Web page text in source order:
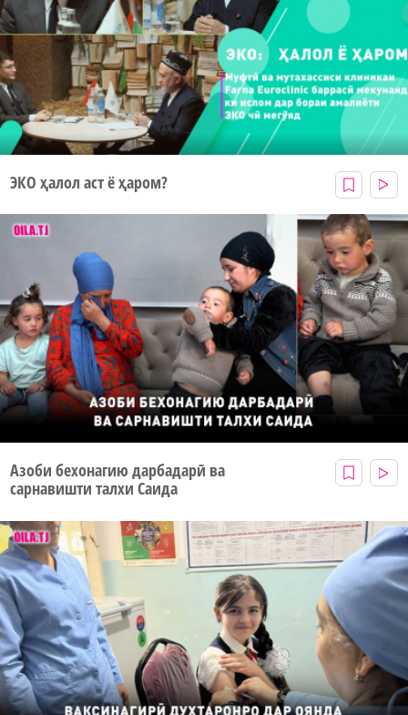
ЭКО ҳалол аст ё ҳаром?
Азоби бехонагию дарбадарӣ ва
сарнавишти талхи Саида